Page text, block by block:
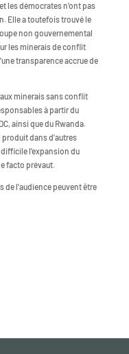
les démocrates n'ont pas
Elle a toutefois trouvé le
non gouvernemental
les minerais de conflit
transparence accrue de
minerais sans conflit
à partir du
ainsi que du Rwanda.
produit dans d'autres
difficile l'expansion du
facto prévaut.
de l'audience peuvent être